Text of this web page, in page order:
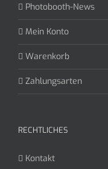
Photobooth-News
Mein Konto
Warenkorb
Zahlungsarten
RECHTLICHES
Kontakt